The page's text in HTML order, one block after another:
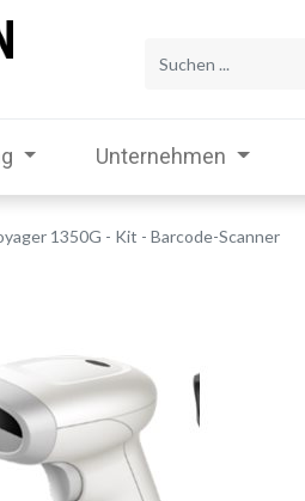
Unternehmen
1350G - Kit - Barcode-Scanner